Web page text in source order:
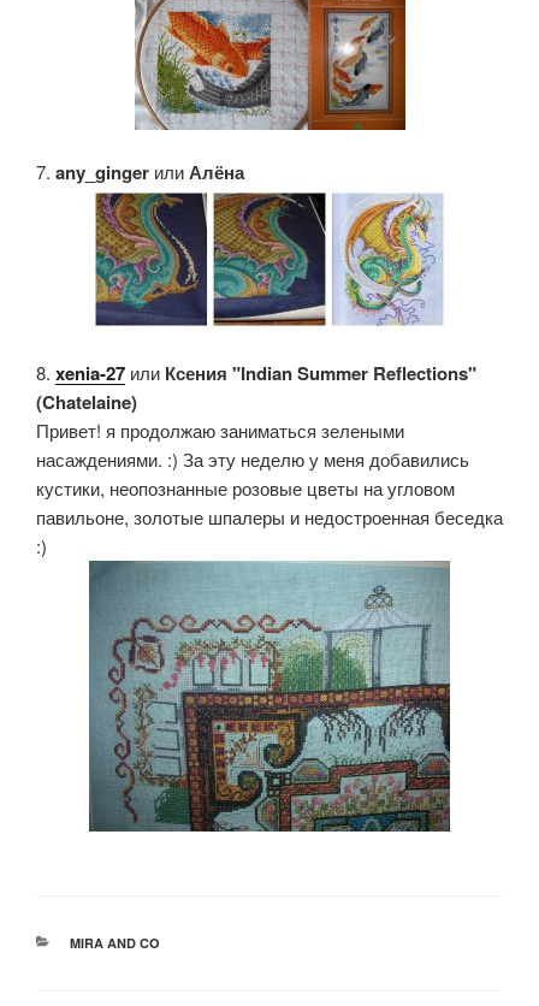
7. any_ginger илиАлёна
8. xenia-27 или Ксения "Indian Summer Reflections"
(Chatelaine)
Привет! я продолжаю заниматься зелеными
насаждениями. :) За эту неделю у меня добавились
кустики, неопознанные розовые цветы на угловом
павильоне, золотые шпалеры и недостроенная беседка
:)
РУБРИКИ
MIRA AND CO